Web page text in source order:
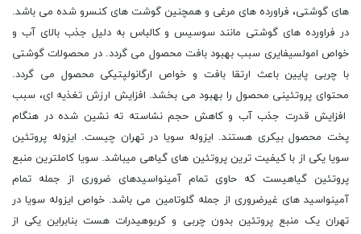
های گوشتی، فراورده های مرغی و همچنین گوشت های کنسرو شده می باشد.
در فراورده های گوشتی مانند سوسیس و کالباس به دلیل جذب بالای آب و
خواص امولسیفایری سبب بهبود بافت محصول می گردد. در محصولات گوشتی
با چربی پایین باعث ارتقا بافت و خواص ارگانولپتیکی محصول می گردد.
محتوای پروتئینی محصول را بهبود می بخشد. افزایش ارزش تغذیه ای، سبب
افزایش قدرت جذب آب و کاهش حجم نشاسته ته نشین شده در هنگام
پخت محصول بیکری هستند. ایزوله سویا در تهران چیست. ایزوله پروتئین
سویا یکی از با کیفیت ترین پروتئین های گیاهی میباشد. سویا کاملترین منبع
پروتئین گیاهیست که حاوی تمام آمینواسیدهای ضروری از جمله تمام
آمینواسید های غیرضروری از جمله گلوتامین می باشد. خواص ایزوله سویا در
تهران یک منبع پروتئین بدون چربی و کربوهیدرات هست بنابراین یکی از